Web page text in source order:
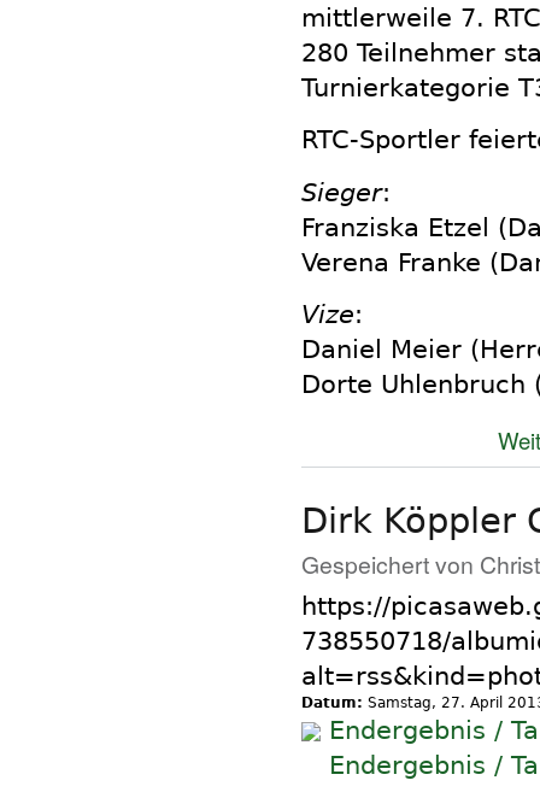
mittlerweile 7.
280 Teilnehmer
Turnierkategorie
RTC-Sportler
Sieger:
Franziska Etzel
Verena Franke
Vize:
Daniel Meier
Dorte Uhlenbruch
Dirk Köppler
Gespeichert von
https://
738550718/
Datum: Samstag, 27. April
Endergebnis /
Endergebnis /